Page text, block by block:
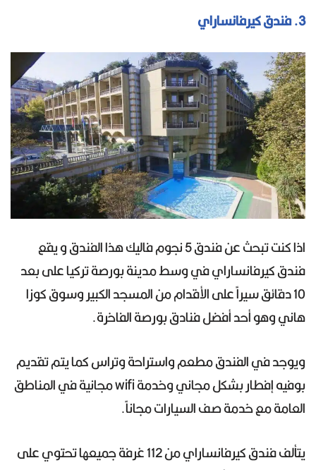
3. فندق كيرفانساراي
اذا كنت تبحث عن فندق 5 نجوم فاليك هذا الفندق و يقع
فندق كيرفانساراي في وسط مدينة بورصة تركيا على بعد
10 دقائق سيراً على الأقدام من المسجد الكبير وسوق كوزا
هاني وهو أحد أفضل فنادق بورصة الفاخرة.
ويوجد في الفندق مطعم واستراحة وتراس كما يتم تقديم
بوفيه إفطار بشكل مجاني وخدمة wifi مجانية في المناطق
العامة مع خدمة صف السيارات مجاناً.
يتألف فندق كيرفانساراي من 112 غرفة جميعها تحتوي على